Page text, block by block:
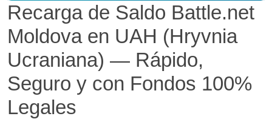
Recarga de Saldo Battle.net
Moldova en UAH (Hryvnia
Ucraniana) — Rápido,
Seguro y con Fondos 100%
Legales